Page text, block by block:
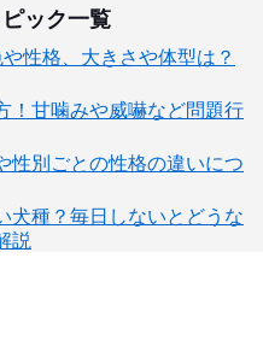
ック一覧
性格、大きさや体型は？
！甘噛みや威嚇など問題行
性別ごとの性格の違いにつ
犬種？毎日しないとどうな
説